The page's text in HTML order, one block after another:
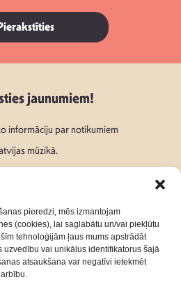
pieredzi, mēs izmantojam
(cookies), lai saglabātu un/vai piekļūtu
tehnoloģijām ļaus mums apstrādāt
uzvedību vai unikālus identifikatorus šajā
atsaukšana var negatīvi ietekmēt
jaunumiem!
informāciju par notikumiem
mūzikā.